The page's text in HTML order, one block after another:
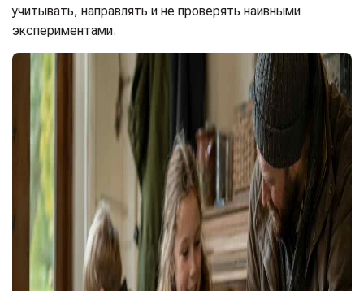
учитывать, направлять и не проверять наивными
экспериментами.